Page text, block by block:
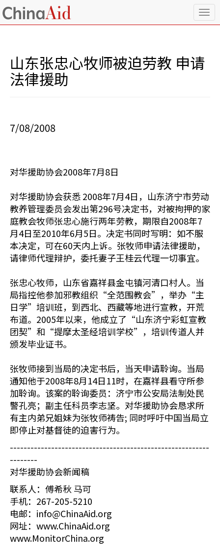
T
o
e
山东张忠心牧师被迫劳教 申请
法律援助
7/08/2008
对华援助协会2008年7月8日
对华援助协会获悉 2008年7月4日，山东济宁市劳动
教养管理委员会发出第296号决定书，对被拘押的家
庭教会牧师张忠心施行两年劳教，期限自2008年7
月4日至2010年6月5日。决定书同时写明：如不服
本决定，可在60天内上诉。张牧师申请法律援助，
请律师代理辩护，委托妻子王桂云代理一切事宜。
张忠心牧师，山东省嘉祥县金屯镇河清口村人。当
局指控他参加邪教组织“全范围教会”，举办“主
日学”培训班，到西北、西藏等地进行宣教，开荒
布道。2005年以来，他成立了“山东济宁彩虹宣教
团契”和“提摩太圣经培训学校”，培训传道人并
颁发毕业证书。
张牧师接到当局的决定书后，当天申请聆询。当局
通知他于2008年8月14日11时，在嘉祥县看守所参
加聆询。该案的聆询委员：济宁市公安局法制处民
警孔亮；副主任科员李志坚。对华援助协会恳求所
有主内弟兄姐妹为张牧师祷告; 同时呼吁中国当局立
即停止对基督徒的迫害行为。
----------------------------------------------------------
--------
对华援助协会新闻稿
联系人：傅希秋 马可
手机：267-205-5210
电邮：info@ChinaAid.org
网址：www.ChinaAid.org
www.MonitorChina.org